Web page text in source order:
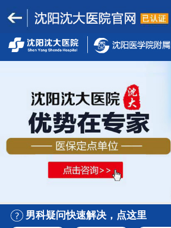
男科疑问快速解决，点这里